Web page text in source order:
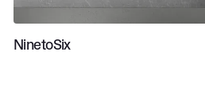
NinetoSix